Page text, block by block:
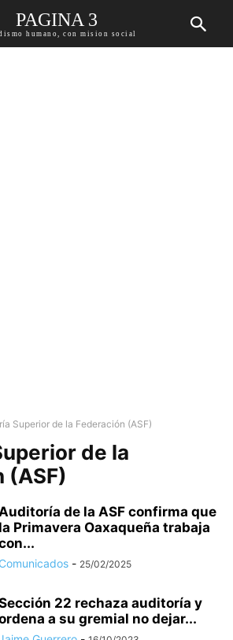
PAGINA 3
humano, con mision social
Superior de la Federación (ASF)
de la
(ASF)
de la ASF confirma que
la Primavera Oaxaqueña trabaja
Comunicados - 25/02/2025
22 rechaza auditoría y
a su gremial no dejar...